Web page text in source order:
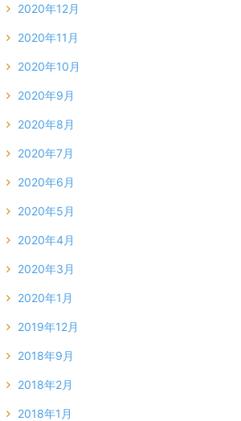
2020年12月
2020年11月
2020年10月
2020年9月
2020年8月
2020年7月
2020年6月
2020年5月
2020年4月
2020年3月
2020年1月
2019年12月
2018年9月
2018年2月
2018年1月